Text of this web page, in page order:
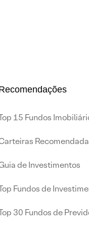
15 Fundos
de Investimentos
Fundos de
30 Fundos de